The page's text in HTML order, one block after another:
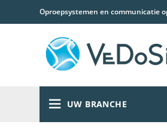
Oproepsystemen en communicatie
UW BRANCHE